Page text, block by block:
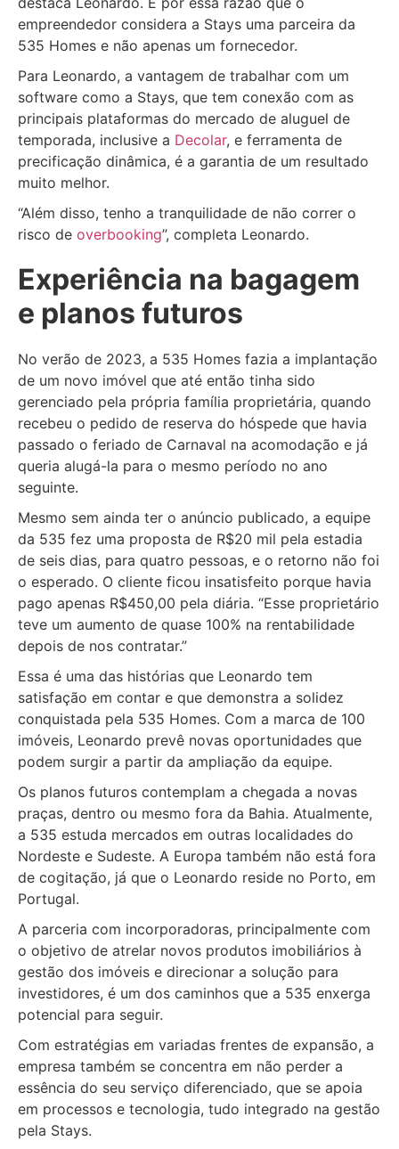
empreendedor considera a Stays uma parceira da
535 Homes e não apenas um fornecedor.
Para Leonardo, a vantagem de trabalhar com um
software como a Stays, que tem conexão com as
principais plataformas do mercado de aluguel de
temporada, inclusive a Decolar, e ferramenta de
precificação dinâmica, é a garantia de um resultado
muito melhor.
“Além disso, tenho a tranquilidade de não correr o
risco de overbooking”, completa Leonardo.
Experiência na bagagem
e planos futuros
No verão de 2023, a 535 Homes fazia a implantação
de um novo imóvel que até então tinha sido
gerenciado pela própria família proprietária, quando
recebeu o pedido de reserva do hóspede que havia
passado o feriado de Carnaval na acomodação e já
queria alugá-la para o mesmo período no ano
seguinte.
Mesmo sem ainda ter o anúncio publicado, a equipe
da 535 fez uma proposta de R$20 mil pela estadia
de seis dias, para quatro pessoas, e o retorno não foi
o esperado. O cliente ficou insatisfeito porque havia
pago apenas R$450,00 pela diária. “Esse proprietário
teve um aumento de quase 100% na rentabilidade
depois de nos contratar.”
Essa é uma das histórias que Leonardo tem
satisfação em contar e que demonstra a solidez
conquistada pela 535 Homes. Com a marca de 100
imóveis, Leonardo prevê novas oportunidades que
podem surgir a partir da ampliação da equipe.
Os planos futuros contemplam a chegada a novas
praças, dentro ou mesmo fora da Bahia. Atualmente,
a 535 estuda mercados em outras localidades do
Nordeste e Sudeste. A Europa também não está fora
de cogitação, já que o Leonardo reside no Porto, em
Portugal.
A parceria com incorporadoras, principalmente com
o objetivo de atrelar novos produtos imobiliários à
gestão dos imóveis e direcionar a solução para
investidores, é um dos caminhos que a 535 enxerga
potencial para seguir.
Com estratégias em variadas frentes de expansão, a
empresa também se concentra em não perder a
essência do seu serviço diferenciado, que se apoia
em processos e tecnologia, tudo integrado na gestão
pela Stays.